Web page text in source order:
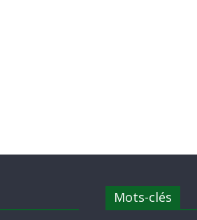
Mots-clés